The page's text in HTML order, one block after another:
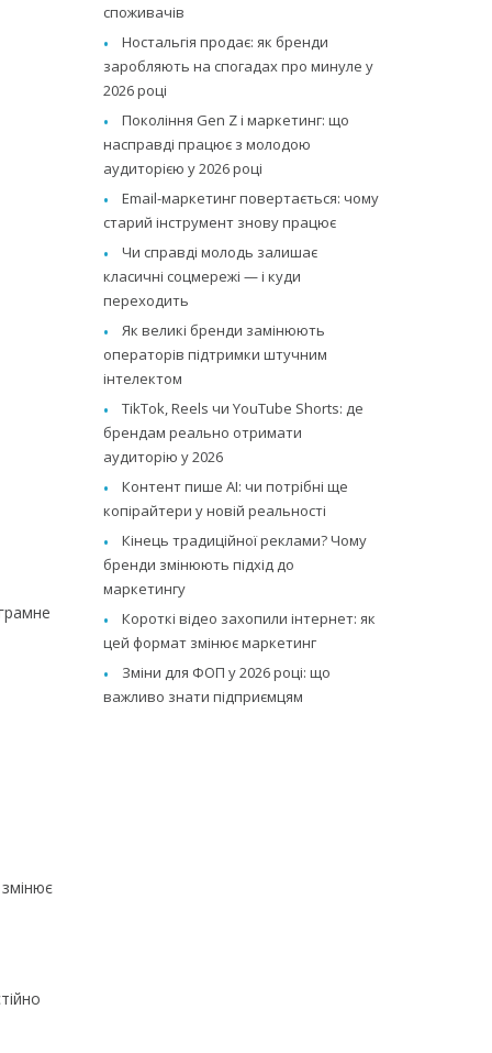
споживачів
Ностальгія продає: як бренди
заробляють на спогадах про минуле у
2026 році
Покоління Gen Z і маркетинг: що
насправді працює з молодою
аудиторією у 2026 році
Email-маркетинг повертається: чому
старий інструмент знову працює
Чи справді молодь залишає
класичні соцмережі — і куди
переходить
Як великі бренди замінюють
операторів підтримки штучним
інтелектом
TikTok, Reels чи YouTube Shorts: де
брендам реально отримати
аудиторію у 2026
Контент пише AI: чи потрібні ще
копірайтери у новій реальності
Кінець традиційної реклами? Чому
бренди змінюють підхід до
маркетингу
Короткі відео захопили інтернет: як
цей формат змінює маркетинг
Зміни для ФОП у 2026 році: що
важливо знати підприємцям